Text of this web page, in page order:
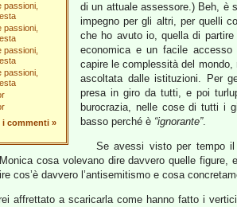
passioni,
passioni,
passioni,
passioni,
i commenti »
di un attuale assessore.) Beh, è
impegno per gli altri, per quelli
che ho avuto io, quella di
economica e un facile accesso
capire le complessità del
ascoltata dalle istituzioni. Per
presa in giro da tutti, e poi
burocrazia, nelle cose di tutti i
basso perché è “ignorante”.
Se avessi visto per tempo
cosa volevano dire davvero quelle figure,
cos’è davvero l’antisemitismo e cosa
affrettato a scaricarla come hanno fatto i